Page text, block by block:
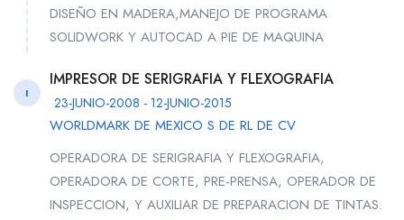
DISEÑO EN MADERA,MANEJO DE PROGRAMA
SOLIDWORK Y AUTOCAD A PIE DE MAQUINA
I
IMPRESOR DE SERIGRAFIA Y FLEXOGRAFIA
23-JUNIO-2008 - 12-JUNIO-2015
WORLDMARK DE MEXICO S DE RL DE CV
OPERADORA DE SERIGRAFIA Y FLEXOGRAFIA,
OPERADORA DE CORTE, PRE-PRENSA, OPERADOR DE
INSPECCION, Y AUXILIAR DE PREPARACION DE TINTAS.